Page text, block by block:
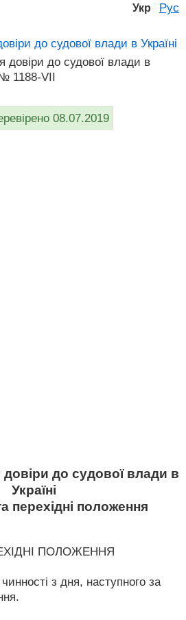
Укр Рус
до судової влади в Україні
довіри до судової влади в
№ 1188-VII
08.07.2019
до судової влади в
Україні
перехідні положення
ПОЛОЖЕННЯ
з дня, наступного за